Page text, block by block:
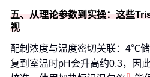
五、从理论参数到实操：这些
视
配制浓度与温度密切关联：4℃
复到室温时pH会升高约0.3，因